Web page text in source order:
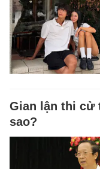
Gian lận thi cử
sao?